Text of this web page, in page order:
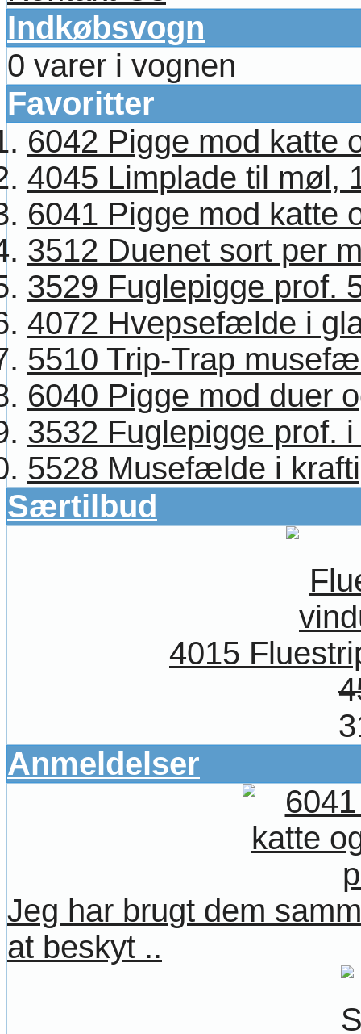
Indkøbsvogn
0 varer i vognen
Favoritter
6042 Pigge mod katte
4045 Limplade til møl,
6041 Pigge mod katte
3512 Duenet sort per
3529 Fuglepigge prof.
4072 Hvepsefælde i
5510 Trip-Trap
6040 Pigge mod duer
3532 Fuglepigge prof.
5528 Musefælde i
Særtilbud
4015
Anmeldelser
Jeg har brugt dem
at beskyt ..